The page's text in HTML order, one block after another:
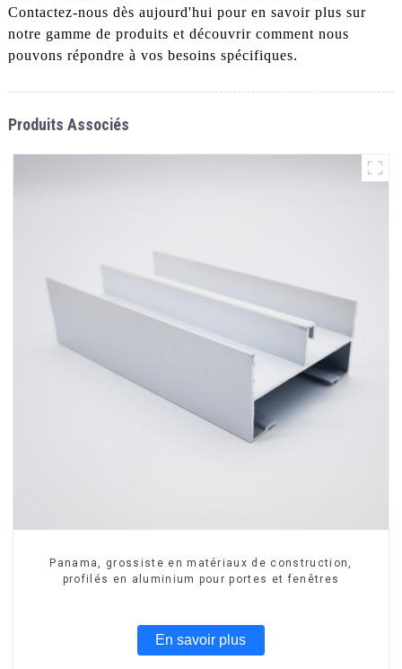
Contactez-nous dès aujourd'hui pour en savoir plus sur
notre gamme de produits et découvrir comment nous
pouvons répondre à vos besoins spécifiques.
Produits Associés
Panama, grossiste en matériaux de construction,
profilés en aluminium pour portes et fenêtres
En savoir plus